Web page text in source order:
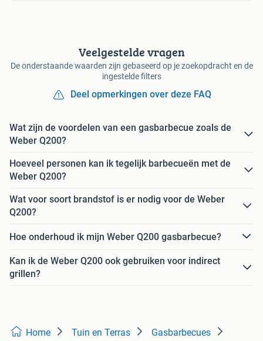
Veelgestelde vragen
De onderstaande waarden zijn gebaseerd op je zoekopdracht en de
ingestelde filters
Deel opmerkingen over deze FAQ
Wat zijn de voordelen van een gasbarbecue zoals de
Weber Q200?
Hoeveel personen kan ik tegelijk barbecueën met de
Weber Q200?
Wat voor soort brandstof is er nodig voor de Weber
Q200?
Hoe onderhoud ik mijn Weber Q200 gasbarbecue?
Kan ik de Weber Q200 ook gebruiken voor indirect
grillen?
Home Tuin en Terras Gasbarbecues